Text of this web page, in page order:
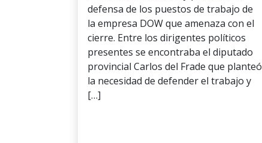
defensa de los puestos de trabajo de
la empresa DOW que amenaza con el
cierre. Entre los dirigentes políticos
presentes se encontraba el diputado
provincial Carlos del Frade que planteó
la necesidad de defender el trabajo y
[…]